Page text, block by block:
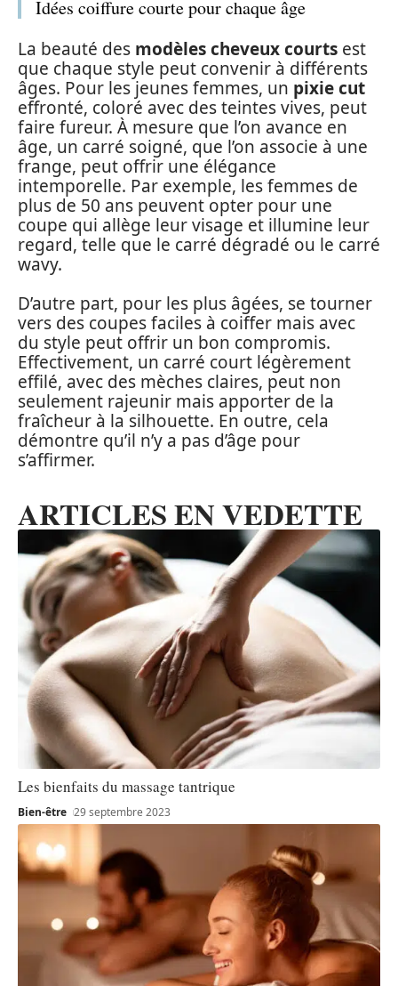
Idées coiffure courte pour chaque âge
La beauté des modèles cheveux courts est
que chaque style peut convenir à différents
âges. Pour les jeunes femmes, un pixie cut
effronté, coloré avec des teintes vives, peut
faire fureur. À mesure que l’on avance en
âge, un carré soigné, que l’on associe à une
frange, peut offrir une élégance
intemporelle. Par exemple, les femmes de
plus de 50 ans peuvent opter pour une
coupe qui allège leur visage et illumine leur
regard, telle que le carré dégradé ou le carré
wavy.
D’autre part, pour les plus âgées, se tourner
vers des coupes faciles à coiffer mais avec
du style peut offrir un bon compromis.
Effectivement, un carré court légèrement
effilé, avec des mèches claires, peut non
seulement rajeunir mais apporter de la
fraîcheur à la silhouette. En outre, cela
démontre qu’il n’y a pas d’âge pour
s’affirmer.
ARTICLES EN VEDETTE
Les bienfaits du massage tantrique
Bien-être 29 septembre 2023